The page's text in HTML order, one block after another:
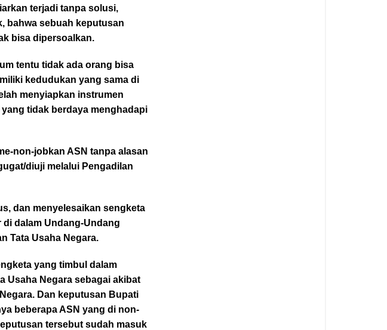
terjadi tanpa solusi,
bahwa sebuah keputusan
bisa dipersoalkan.
tentu tidak ada orang bisa
kedudukan yang sama di
menyiapkan instrumen
tidak berdaya menghadapi
non-jobkan ASN tanpa alasan
diuji melalui Pengadilan
dan menyelesaikan sengketa
di dalam Undang-Undang
Tata Usaha Negara.
yang timbul dalam
Usaha Negara sebagai akibat
Dan keputusan Bupati
beberapa ASN yang di non-
tersebut sudah masuk